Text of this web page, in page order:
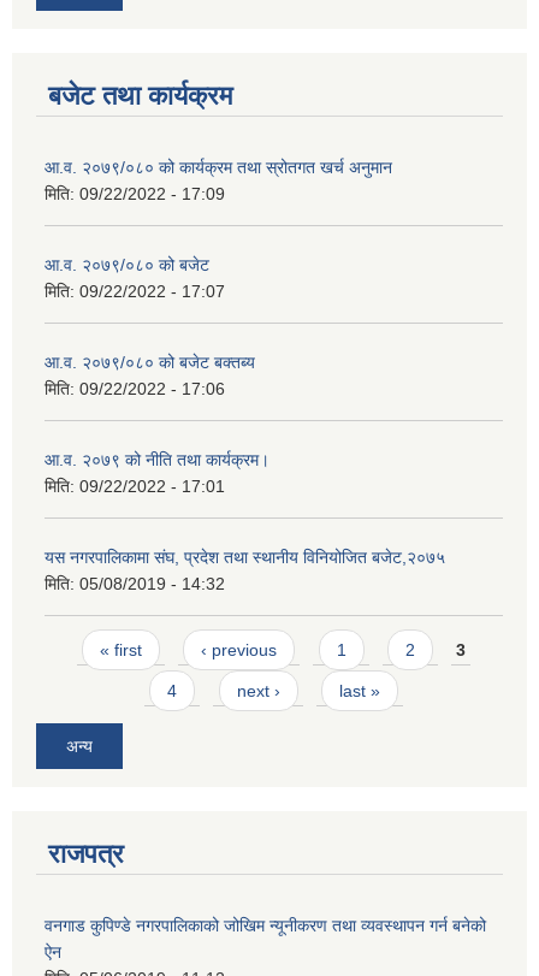
बजेट तथा कार्यक्रम
आ.व. २०७९/०८० को कार्यक्रम तथा स्रोतगत खर्च अनुमान
मिति: 09/22/2022 - 17:09
आ.व. २०७९/०८० को बजेट
मिति: 09/22/2022 - 17:07
आ.व. २०७९/०८० को बजेट बक्तब्य
मिति: 09/22/2022 - 17:06
आ.व. २०७९ को नीति तथा कार्यक्रम।
मिति: 09/22/2022 - 17:01
यस नगरपालिकामा संघ, प्रदेश तथा स्थानीय विनियोजित बजेट,२०७५
मिति: 05/08/2019 - 14:32
Pages
« first ‹ previous 1 2 3
4 next › last »
अन्य
राजपत्र
वनगाड कुपिण्डे नगरपालिकाको जोखिम न्यूनीकरण तथा व्यवस्थापन गर्न बनेको
ऐन